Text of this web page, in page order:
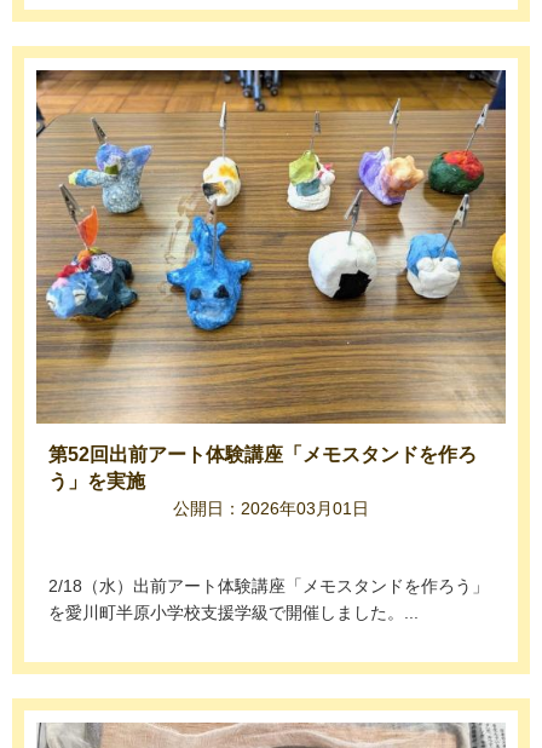
第52回出前アート体験講座「メモスタンドを作ろ
う」を実施
公開日：2026年03月01日
2/18（水）出前アート体験講座「メモスタンドを作ろう」
を愛川町半原小学校支援学級で開催しました。...